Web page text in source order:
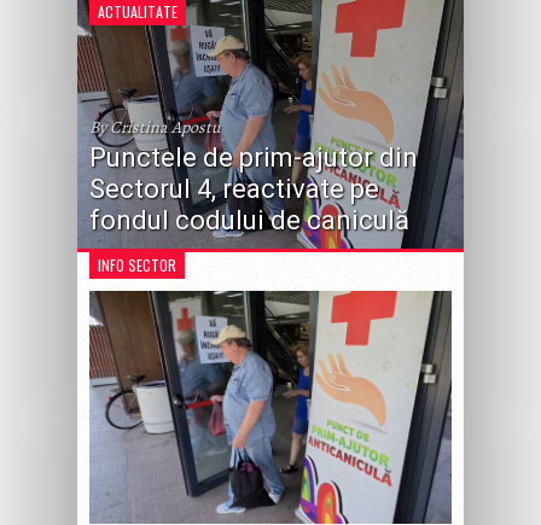
ACTUALITATE
By Cristina Apostu
Punctele de prim-ajutor din
Sectorul 4, reactivate pe
fondul codului de caniculă
INFO SECTOR